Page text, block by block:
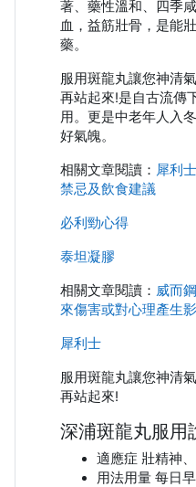
著、藥性溫和、四季
血，益筋壯骨，是能
藥。
服用斑龍丸讓您神清
再站起來!是自古流傳
用。更是中老年人入
好氣魄。
相關文章閱讀： 犀利
禁忌及飲食建議
必利勁心得
泰坦凝膠
相關文章閱讀： 威而
來傷害或對心理產生
犀利士
服用斑龍丸讓您神清
再站起來!
深浦斑龍丸服用
適應症 壯精神
用法用量 每日